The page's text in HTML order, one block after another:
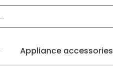
Appliance accessories